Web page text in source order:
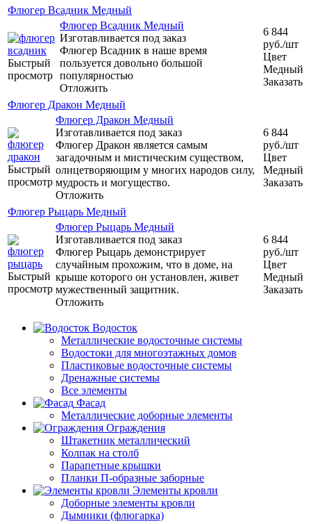
Флюгер Всадник Медный
Быстрый
просмотр
Флюгер Всадник Медный
Изготавливается под заказ
Флюгер Всадник в наше время
пользуется довольно большой
популярностью
Отложить
6 844
руб./шт
Цвет
Медный
Заказать
Флюгер Дракон Медный
Быстрый
просмотр
Флюгер Дракон Медный
Изготавливается под заказ
Флюгер Дракон является самым
загадочным и мистическим существом,
олицетворяющим у многих народов силу,
мудрость и могущество.
Отложить
6 844
руб./шт
Цвет
Медный
Заказать
Флюгер Рыцарь Медный
Быстрый
просмотр
Флюгер Рыцарь Медный
Изготавливается под заказ
Флюгер Рыцарь демонстрирует
случайным прохожим, что в доме, на
крыше которого он установлен, живет
мужественный защитник.
Отложить
6 844
руб./шт
Цвет
Медный
Заказать
Водосток
Металлические водосточные системы
Водостоки для многоэтажных домов
Пластиковые водосточные системы
Дренажные системы
Все элементы
Фасад
Металлические доборные элементы
Ограждения
Штакетник металлический
Колпак на столб
Парапетные крышки
Планки П-образные заборные
Элементы кровли
Доборные элементы кровли
Дымники (флюгарка)